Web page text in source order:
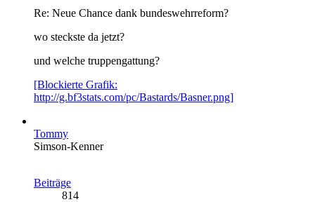
Re: Neue Chance dank bundeswehrreform?
wo steckste da jetzt?
und welche truppengattung?
[Blockierte Grafik:
http://g.bf3stats.com/pc/Bastards/Basner.png]
Tommy
Simson-Kenner
Beiträge
814